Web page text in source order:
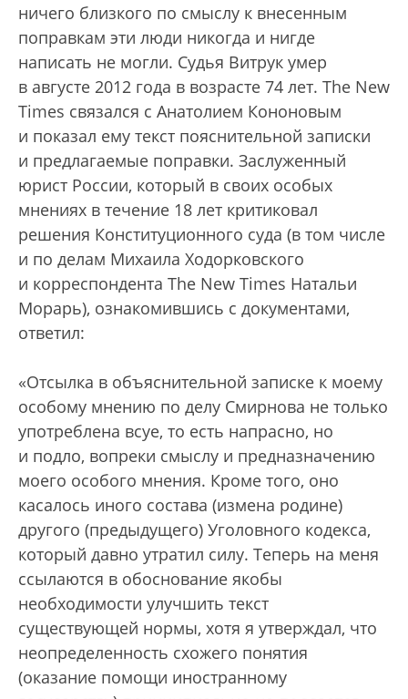
ничего близкого по смыслу к внесенным
поправкам эти люди никогда и нигде
написать не могли. Судья Витрук умер
в августе 2012 года в возрасте 74 лет. The New
Times связался с Анатолием Кононовым
и показал ему текст пояснительной записки
и предлагаемые поправки. Заслуженный
юрист России, который в своих особых
мнениях в течение 18 лет критиковал
решения Конституционного суда (в том числе
и по делам Михаила Ходорковского
и корреспондента The New Times Натальи
Морарь), ознакомившись с документами,
ответил:
«Отсылка в объяснительной записке к моему
особому мнению по делу Смирнова не только
употреблена всуе, то есть напрасно, но
и подло, вопреки смыслу и предназначению
моего особого мнения. Кроме того, оно
касалось иного состава (измена родине)
другого (предыдущего) Уголовного кодекса,
который давно утратил силу. Теперь на меня
ссылаются в обоснование якобы
необходимости улучшить текст
существующей нормы, хотя я утверждал, что
неопределенность схожего понятия
(оказание помощи иностранному